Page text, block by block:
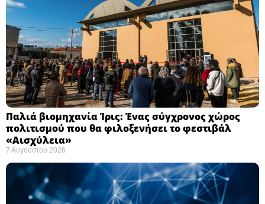
Παλιά βιομηχανία Ίρις: Ένας σύγχρονος χώρος
πολιτισμού που θα φιλοξενήσει το φεστιβάλ
«Αισχύλεια» ​
7 Αυγούστου 2026